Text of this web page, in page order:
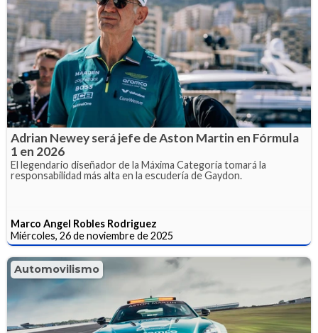
Adrian Newey será jefe de Aston Martin en Fórmula
1 en 2026
El legendario diseñador de la Máxima Categoría tomará la
responsabilidad más alta en la escudería de Gaydon.
Marco Angel Robles Rodriguez
Miércoles, 26 de noviembre de 2025
Automovilismo